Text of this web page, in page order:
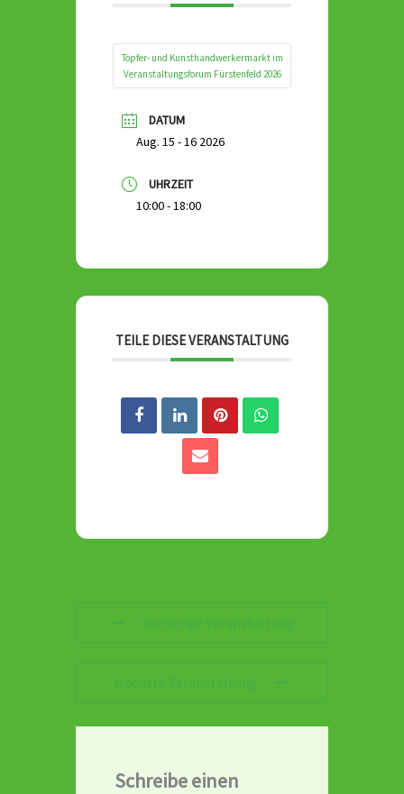
Töpfer- und Kunsthandwerkermarkt im
Veranstaltungsforum Fürstenfeld 2026
DATUM
Aug. 15 - 16 2026
UHRZEIT
10:00 - 18:00
TEILE DIESE VERANSTALTUNG
Schreibe einen